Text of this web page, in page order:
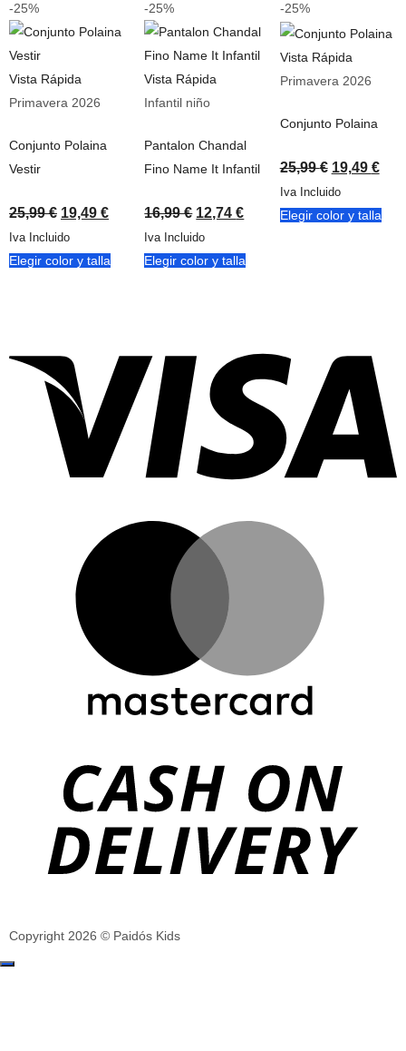
-25%
Vista Rápida
Primavera 2026
Conjunto Polaina
Vestir
25,99€ 19,49 €
Iva Incluido
Elegir color y talla
-25%
Vista Rápida
Infantil niño
Pantalon Chandal
Fino Name It Infantil
16,99€ 12,74€
Iva Incluido
Elegir color y talla
-25%
Vista Rápida
Primavera 2026
Conjunto Polaina
25,99€ 19,49 €
Iva Incluido
Elegir color y talla
Copyright 2026 © Paidós Kids